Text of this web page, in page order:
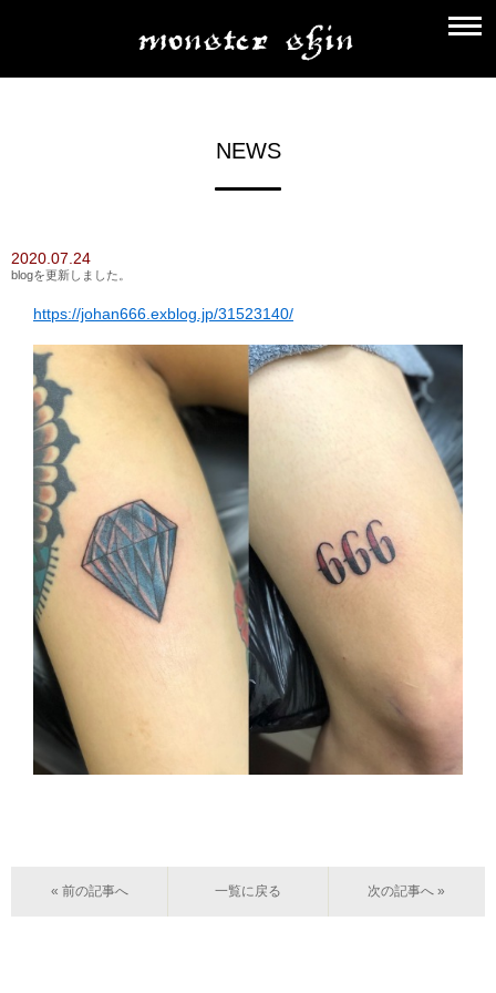
NEWS
2020.07.24
blogを更新しました。
https://johan666.exblog.jp/31523140/
« 前の記事へ 一覧に戻る 次の記事へ »